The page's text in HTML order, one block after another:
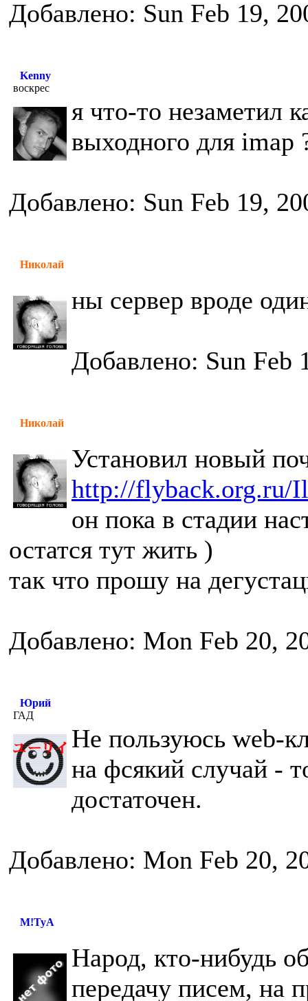
Добавлено: Sun Feb 19,
Kenny
воскрес
я что-то незаметил
выходного для imap
Добавлено: Sun Feb 19,
Николай
ны сервер вроде
Добавлено: Sun Feb
Николай
Установил новый
http://flyback.org.ru/
он пока в стадии
остатся тут жить )
так что прошу на
Добавлено: Mon Feb 20,
Юрий
ГАД
Не пользуюсь web-
на фсякий случай -
достаточен.
Добавлено: Mon Feb 20,
M!TyA
Народ, кто-нибудь
передачу писем, на